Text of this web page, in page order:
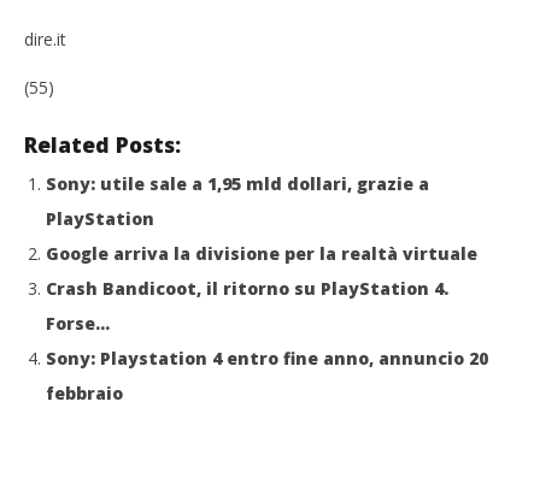
dire.it
(55)
Related Posts:
Sony: utile sale a 1,95 mld dollari, grazie a
PlayStation
Google arriva la divisione per la realtà virtuale
Crash Bandicoot, il ritorno su PlayStation 4.
Forse…
Sony: Playstation 4 entro fine anno, annuncio 20
febbraio